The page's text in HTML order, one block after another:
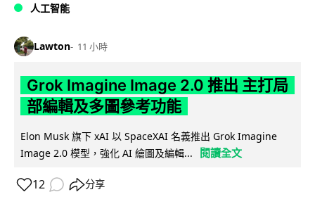
人工智能
Lawton 11 小時
Grok Imagine Image 2.0 推出 主打局
部編輯及多圖參考功能
Elon Musk 旗下 xAI 以 SpaceXAI 名義推出 Grok Imagine
Image 2.0 模型，強化 AI 繪圖及編輯...
閱讀全文
12 分享